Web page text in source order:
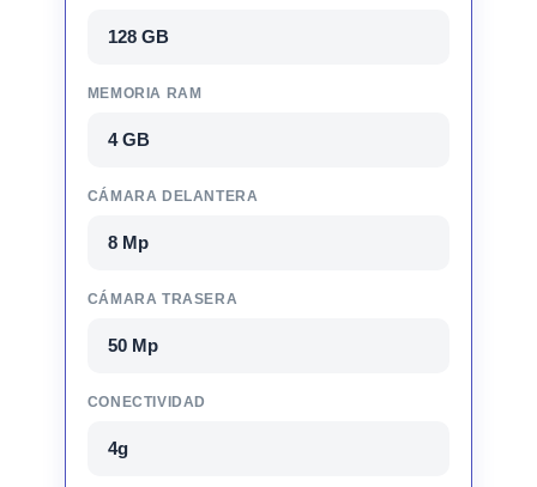
128 GB
MEMORIA RAM
4 GB
CÁMARA DELANTERA
8 Mp
CÁMARA TRASERA
50 Mp
CONECTIVIDAD
4g